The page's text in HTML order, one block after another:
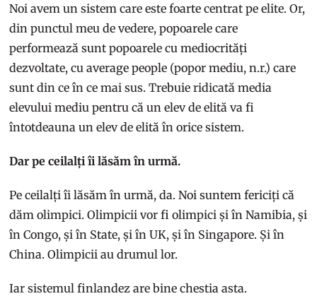
Noi avem un sistem care este foarte centrat pe elite. Or,
din punctul meu de vedere, popoarele care
performează sunt popoarele cu mediocrități
dezvoltate, cu average people (popor mediu, n.r.) care
sunt din ce în ce mai sus. Trebuie ridicată media
elevului mediu pentru că un elev de elită va fi
întotdeauna un elev de elită în orice sistem.
Dar pe ceilalți îi lăsăm în urmă.
Pe ceilalți îi lăsăm în urmă, da. Noi suntem fericiți că
dăm olimpici. Olimpicii vor fi olimpici și în Namibia, și
în Congo, și în State, și în UK, și în Singapore. Și în
China. Olimpicii au drumul lor.
Iar sistemul finlandez are bine chestia asta.